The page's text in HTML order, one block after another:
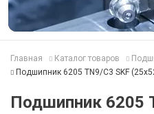
Главная Каталог товаров
Подшипник 6205 TN9/C3 SKF
Подшипник 6205